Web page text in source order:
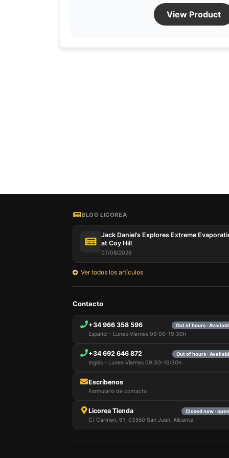
View Product
BLOG LICOREA
Jack Daniel’s Explores Extreme
at Coy Hill
07/08/2026
Ver todos los artículos
Contacto
+34 966 358 596 Out of hours ·
Español - Lunes-Viernes 09:00-19:30h
+34 692 646 872 Out of hours ·
Inglés - Lunes-Viernes 09:30-16:30h
Escríbenos
Formulario de contacto
Licorea Tienda Closed now ·
C/ Carmen, 61, 03550 San Juan, Alicante